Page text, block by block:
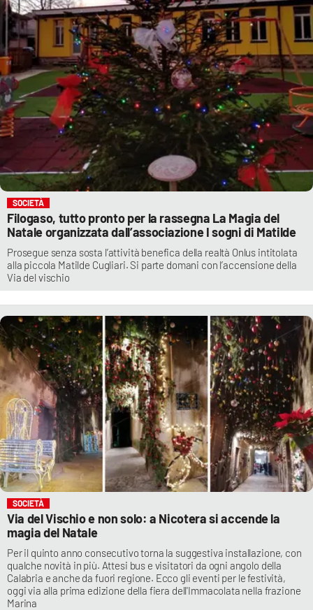
SOCIETÀ
Filogaso, tutto pronto per la rassegna La Magia del
Natale organizzata dall’associazione I sogni di Matilde
Prosegue senza sosta l’attività benefica della realtà Onlus intitolata
alla piccola Matilde Cugliari. Si parte domani con l’accensione della
Via del vischio
SOCIETÀ
Via del Vischio e non solo: a Nicotera si accende la
magia del Natale
Per il quinto anno consecutivo torna la suggestiva installazione, con
qualche novità in più. Attesi bus e visitatori da ogni angolo della
Calabria e anche da fuori regione. Ecco gli eventi per le festività,
oggi via alla prima edizione della fiera dell'Immacolata nella frazione
Marina